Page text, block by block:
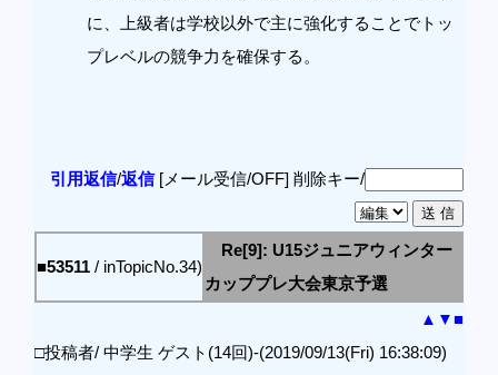
に、上級者は学校以外で主に強化することでトッ
プレベルの競争力を確保する。
引用返信/返信[メール受信/OFF] 削除キー/
■53511 / inTopicNo.34)
Re[9]: U15ジュニアウィンター
カッププレ大会東京予選
▲ ▼■
□投稿者/ 中学生 ゲスト(14回)-(2019/09/13(Fri) 16:38:09)